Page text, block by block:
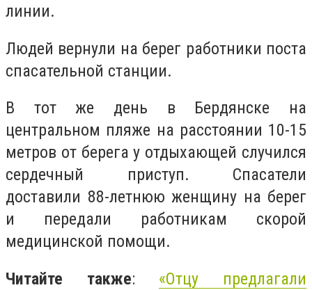
линии.
Людей вернули на берег работники поста
спасательной станции.
В тот же день в Бердянске на
центральном пляже на расстоянии 10-15
метров от берега у отдыхающей случился
сердечный приступ. Спасатели
доставили 88-летнюю женщину на берег
и передали работникам скорой
медицинской помощи.
Читайте также: «Отцу предлагали